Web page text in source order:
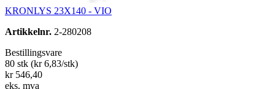
KRONLYS 23X140 - VIO
Artikkelnr. 2-280208
Bestillingsvare
80 stk (kr 6,83/stk)
kr 546,40
eks. mva